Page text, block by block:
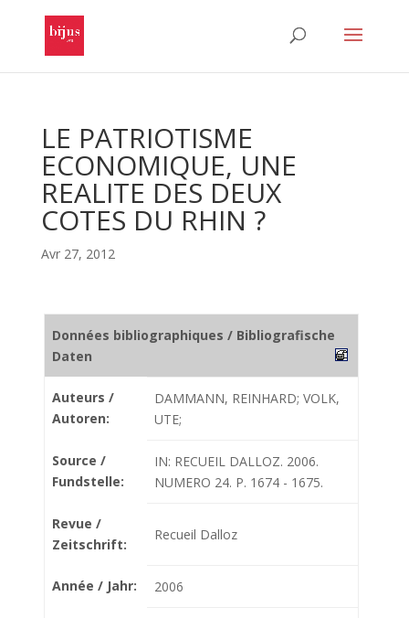
LE PATRIOTISME
ECONOMIQUE, UNE
REALITE DES DEUX
COTES DU RHIN ?
Avr 27, 2012
Données bibliographiques / Bibliografische
Daten
Auteurs /
Autoren:
DAMMANN, REINHARD; VOLK,
UTE;
Source /
Fundstelle:
IN: RECUEIL DALLOZ. 2006.
NUMERO 24. P. 1674 - 1675.
Revue /
Zeitschrift:
Recueil Dalloz
Année / Jahr: 2006